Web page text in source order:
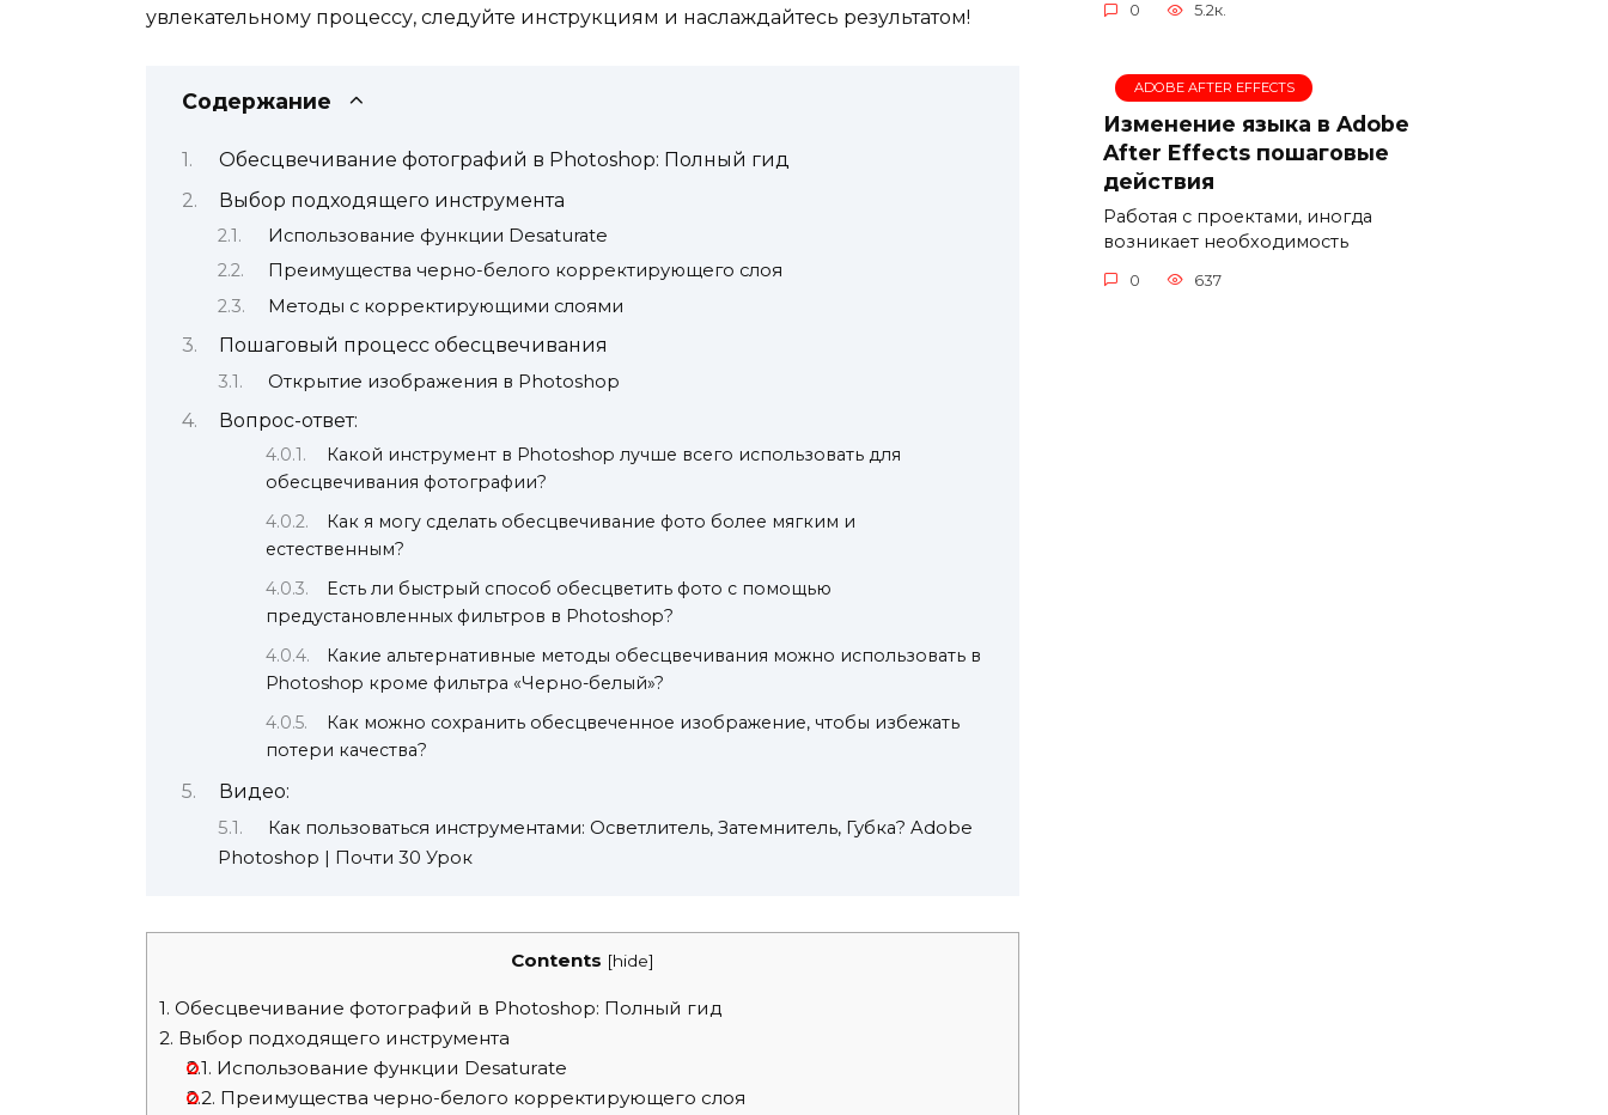
увлекательному процессу, следуйте инструкциям и наслаждайтесь результатом!
Содержание
Обесцвечивание фотографий в Photoshop: Полный гид
Выбор подходящего инструмента
Использование функции Desaturate
Преимущества черно-белого корректирующего слоя
Методы с корректирующими слоями
Пошаговый процесс обесцвечивания
Открытие изображения в Photoshop
Вопрос-ответ:
Какой инструмент в Photoshop лучше всего использовать для
обесцвечивания фотографии?
Как я могу сделать обесцвечивание фото более мягким и
естественным?
Есть ли быстрый способ обесцветить фото с помощью
предустановленных фильтров в Photoshop?
Какие альтернативные методы обесцвечивания можно использовать в
Photoshop кроме фильтра «Черно-белый»?
Как можно сохранить обесцвеченное изображение, чтобы избежать
потери качества?
Видео:
Как пользоваться инструментами: Осветлитель, Затемнитель, Губка? Adobe
Photoshop | Почти 30 Урок
Contents [hide]
1. Обесцвечивание фотографий в Photoshop: Полный гид
2. Выбор подходящего инструмента
2.1. Использование функции Desaturate
2.2. Преимущества черно-белого корректирующего слоя
0 5.2к.
ADOBE AFTER EFFECTS
Изменение языка в Adobe
After Effects пошаговые
действия
Работая с проектами, иногда
возникает необходимость
0 637